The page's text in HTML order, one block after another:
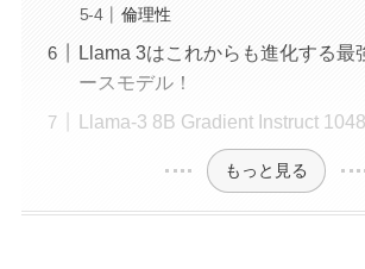
倫理性
Llama 3はこれからも進化する最
ースモデル！
Llama-3 8B Gradient Instruct
もっと見る